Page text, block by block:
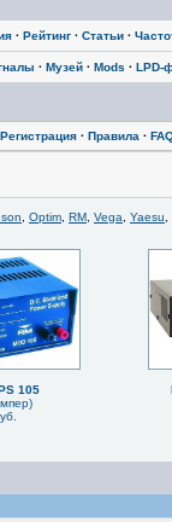
· Рейтинг · Статьи ·
· Музей · Mods · LPD-
Регистрация · Правила ·
Optim RM Vega Yaesu
105